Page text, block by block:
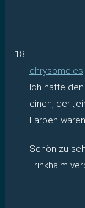
chrysomeles
Ich hatte
einen, der
Farben
Schön zu
Trinkhalm